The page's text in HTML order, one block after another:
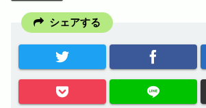
シェアする